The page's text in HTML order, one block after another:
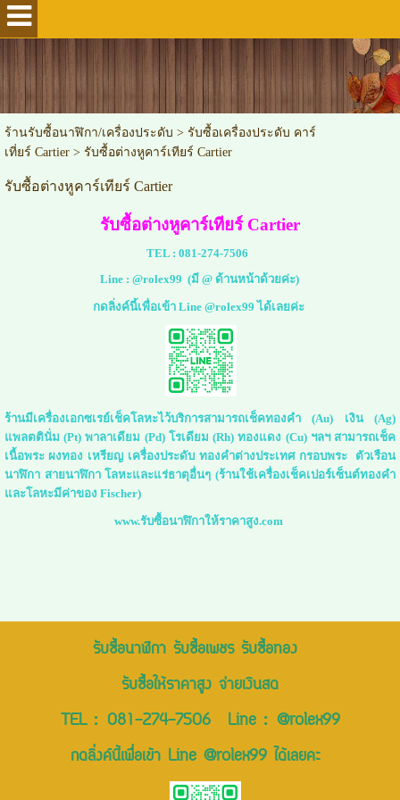
ร้านรับซื้อนาฬิกา/เครื่องประดับ > รับซื้อเครื่องประดับ คาร์
เที่ยร์ Cartier> รับซื้อต่างหูคาร์เทียร์ Cartier
รับซื้อต่างหูคาร์เทียร์ Cartier
รับซื้อต่างหูคาร์เทียร์ Cartier
TEL : 081-274-7506
Line :@rolex99 (มี @ ด้านหน้าด้วยค่ะ)
กดลิ่งค์นี้เพื่อเข้า Line @rolex99 ได้เลยค่ะ
ร้านมีเครื่องเอกซเรย์เช็คโลหะไว้บริการสามารถเช็คทองคำ (Au) เงิน (Ag)
แพลตตินั่ม (Pt) พาลาเดียม (Pd) โรเดียม (Rh) ทองแดง (Cu) ฯลฯ สามารถเช็ค
เนื้อพระ ผงทอง เหรียญ เครื่องประดับ ทองคำต่างประเทศ กรอบพระ ตัวเรือน
นาฬิกา สายนาฬิกา โลหะและแร่ธาตุอื่นๆ (ร้านใช้เครื่องเช็คเปอร์เซ็นต์ทองคำ
และโลหะมีค่าของ Fischer)
www.รับซื้อนาฬิกาให้ราคาสูง.com
รับซื้อนาฬิกา รับซื้อเพชร รับซื้อทอง
รับซื้อให้ราคาสูง จ่ายเงินสด
TEL : 081-274-7506Line : @rolex99
กดลิ่งค์นี้เพื่อเข้า Line @rolex99 ได้เลยคะ